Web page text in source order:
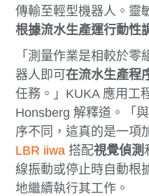
傳輸至輕型機器人。靈
根據流水生產運行動性
「測量作業是相較於
器人即可在流水生產程
任務。」KUKA 應用工
Honsberg 解釋道。「
序不同，這真的是一項
LBR iiwa 搭配視覺偵測
線振動或停止時自動根
地繼續執行其工作。